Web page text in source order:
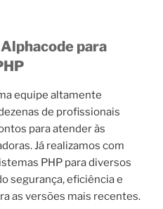
para
equipe altamente
de profissionais
para atender às
Já realizamos com
PHP para diversos
segurança, eficiência e
as versões mais recentes.